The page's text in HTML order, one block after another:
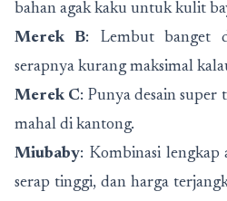
bahan agak kaku untuk kulit
Merek B: Lembut banget
serapnya kurang maksimal
Merek C: Punya desain super
mahal di kantong.
Miubaby: Kombinasi lengkap
serap tinggi, dan harga